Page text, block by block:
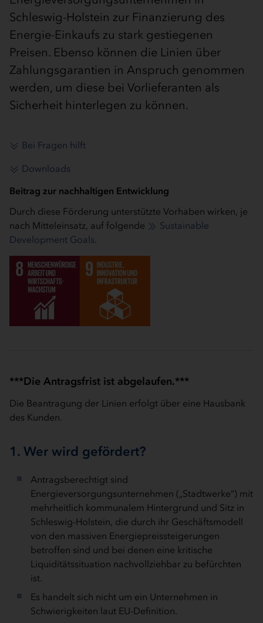
Schleswig-Holstein zur Finanzierung des
Energie-Einkaufs zu stark gestiegenen
Preisen. Ebenso können die Linien über
Zahlungsgarantien in Anspruch genommen
werden, um diese bei Vorlieferanten als
Sicherheit hinterlegen zu können.
Bei Fragen hilft
Downloads
Beitrag zur nachhaltigen Entwicklung
Durch diese Förderung unterstützte Vorhaben wirken, je
nach Mitteleinsatz, auf folgende
Sustainable
Development Goals
***Die Antragsfrist ist abgelaufen.***
Die Beantragung der Linien erfolgt über eine Hausbank
des Kunden.
1. Wer wird gefördert?
Antragsberechtigt sind
Energieversorgungsunternehmen („Stadtwerke“) mit
mehrheitlich kommunalem Hintergrund und Sitz in
Schleswig-Holstein, die durch ihr Geschäftsmodell
von den massiven Energiepreissteigerungen
betroffen sind und bei denen eine kritische
Liquiditätssituation nachvollziehbar zu befürchten
ist.
Es handelt sich nicht um ein Unternehmen in
Schwierigkeiten laut EU-Definition.